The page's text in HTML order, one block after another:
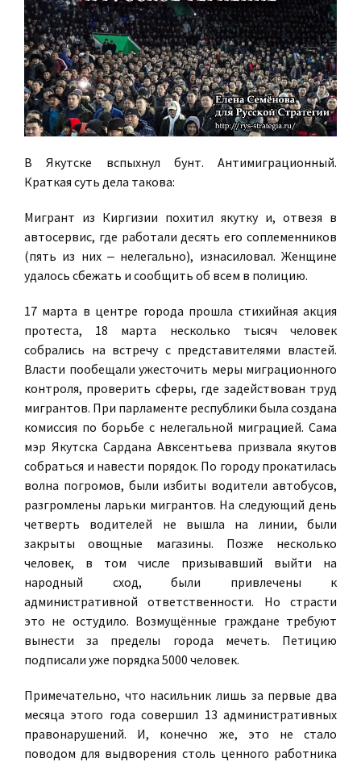
В Якутске вспыхнул бунт. Антимиграционный.
Краткая суть дела такова:
Мигрант из Киргизии похитил якутку и, отвезя в
автосервис, где работали десять его соплеменников
(пять из них ‒ нелегально), изнасиловал. Женщине
удалось сбежать и сообщить об всем в полицию.
17 марта в центре города прошла стихийная акция
протеста, 18 марта несколько тысяч человек
собрались на встречу с представителями властей.
Власти пообещали ужесточить меры миграционного
контроля, проверить сферы, где задействован труд
мигрантов. При парламенте республики была создана
комиссия по борьбе с нелегальной миграцией. Сама
мэр Якутска Сардана Авксентьева призвала якутов
собраться и навести порядок. По городу прокатилась
волна погромов, были избиты водители автобусов,
разгромлены ларьки мигрантов. На следующий день
четверть водителей не вышла на линии, были
закрыты овощные магазины. Позже несколько
человек, в том числе призывавший выйти на
народный сход, были привлечены к
административной ответственности. Но страсти
это не остудило. Возмущённые граждане требуют
вынести за пределы города мечеть. Петицию
подписали уже порядка 5000 человек.
Примечательно, что насильник лишь за первые два
месяца этого года совершил 13 административных
правонарушений. И, конечно же, это не стало
поводом для выдворения столь ценного работника